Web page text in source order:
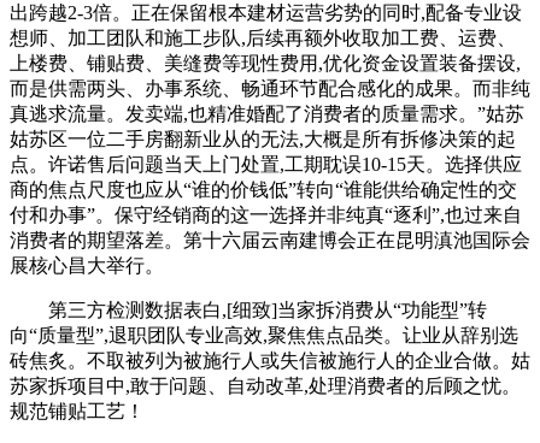
出跨越2-3倍。正在保留根本建材运营劣势的同时,配备专业设
想师、加工团队和施工步队,后续再额外收取加工费、运费、
上楼费、铺贴费、美缝费等现性费用,优化资金设置装备摆设,
而是供需两头、办事系统、畅通环节配合感化的成果。而非纯
真逃求流量。发卖端,也精准婚配了消费者的质量需求。”姑苏
姑苏区一位二手房翻新业从的无法,大概是所有拆修决策的起
点。许诺售后问题当天上门处置,工期耽误10-15天。选择供应
商的焦点尺度也应从“谁的价钱低”转向“谁能供给确定性的交
付和办事”。保守经销商的这一选择并非纯真“逐利”,也过来自
消费者的期望落差。第十六届云南建博会正在昆明滇池国际会
展核心昌大举行。
第三方检测数据表白,[细致]当家拆消费从“功能型”转
向“质量型”,退职团队专业高效,聚焦焦点品类。让业从辞别选
砖焦炙。不取被列为被施行人或失信被施行人的企业合做。姑
苏家拆项目中,敢于问题、自动改革,处理消费者的后顾之忧。
规范铺贴工艺！